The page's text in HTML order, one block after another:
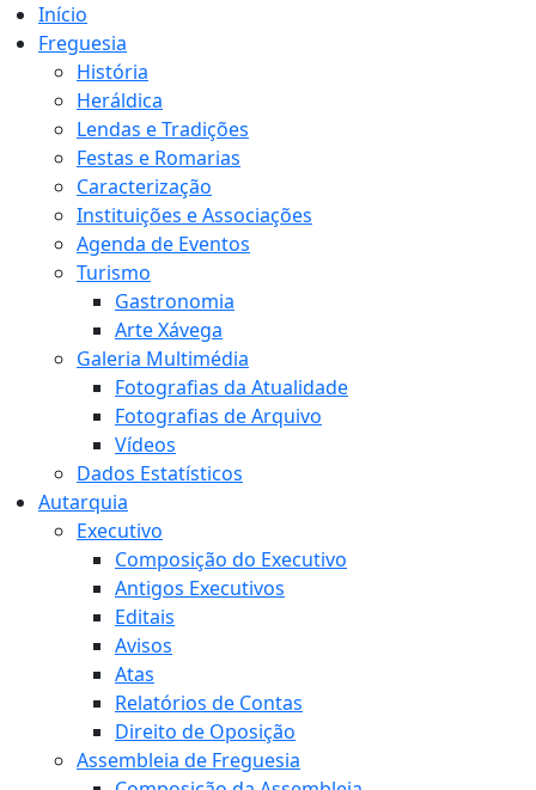
Início
Freguesia
História
Heráldica
Lendas e Tradições
Festas e Romarias
Caracterização
Instituições e Associações
Agenda de Eventos
Turismo
Gastronomia
Arte Xávega
Galeria Multimédia
Fotografias da Atualidade
Fotografias de Arquivo
Vídeos
Dados Estatísticos
Autarquia
Executivo
Composição do Executivo
Antigos Executivos
Editais
Avisos
Atas
Relatórios de Contas
Direito de Oposição
Assembleia de Freguesia